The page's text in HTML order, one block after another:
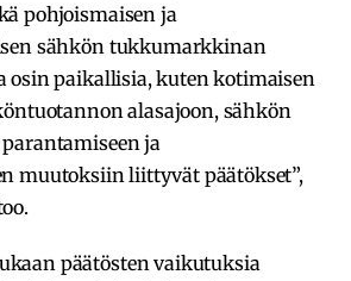
pohjoismaisen ja
sähkön tukkumarkkinan
osin paikallisia, kuten kotimaisen
alasajoon, sähkön
ja
muutoksiin liittyvät päätökset”,
päätösten vaikutuksia